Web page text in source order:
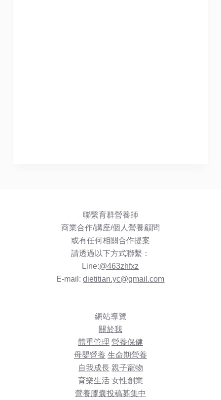
聯繫育群營養師
商業合作/講座/個人營養顧問
或有任何相關合作提案
請透過以下方式聯繫：
Line:@463zhfxz
E-mail:dietitian.yc@gmail.com
網站導覽
關於我
體重管理 營養保健
母嬰營養 生命期營養
自我成長 親子寵物
育樂生活女性創業
營養膠囊投稿募集中